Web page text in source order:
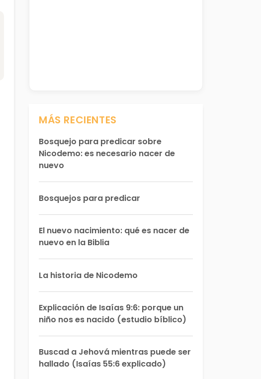
MÁS RECIENTES
Bosquejo para predicar sobre
Nicodemo: es necesario nacer de
nuevo
Bosquejos para predicar
El nuevo nacimiento: qué es nacer de
nuevo en la Biblia
La historia de Nicodemo
Explicación de Isaías 9:6: porque un
niño nos es nacido (estudio bíblico)
Buscad a Jehová mientras puede ser
hallado (Isaías 55:6 explicado)